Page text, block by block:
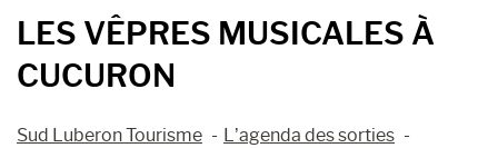
LES VÊPRES MUSICALES À
CUCURON
Sud Luberon Tourisme
L’agenda des sorties